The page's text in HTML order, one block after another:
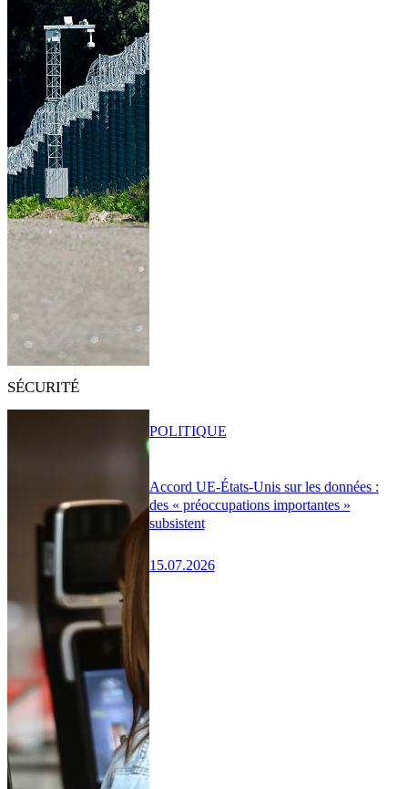
SÉCURITÉ
Accord UE-États-Unis sur les données :
des « préoccupations importantes »
subsistent
15.07.2026
POLITIQUE